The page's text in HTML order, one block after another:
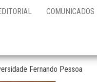
COMUNICADOS
Fernando Pessoa